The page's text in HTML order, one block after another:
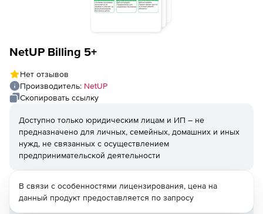
NetUP Billing 5+
Нет отзывов
Производитель: NetUP
Скопировать ссылку
Доступно только юридическим лицам и ИП – не
предназначено для личных, семейных, домашних и иных
нужд, не связанных с осуществлением
предпринимательской деятельности
В связи с особенностями лицензирования, цена на
данный продукт предоставляется по запросу